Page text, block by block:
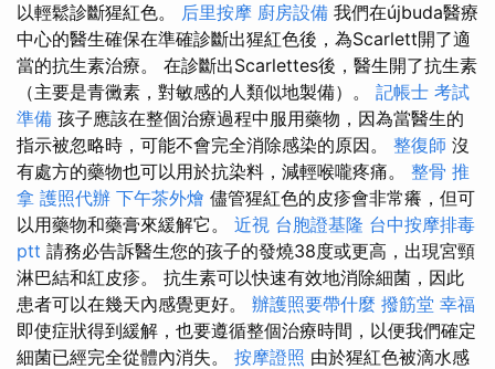
以輕鬆診斷猩紅色。 后里按摩 廚房設備 我們在újbuda醫療
中心的醫生確保在準確診斷出猩紅色後，為Scarlett開了適
當的抗生素治療。 在診斷出Scarlettes後，醫生開了抗生素
（主要是青黴素，對敏感的人類似地製備）。 記帳士 考試
準備 孩子應該在整個治療過程中服用藥物，因為當醫生的
指示被忽略時，可能不會完全消除感染的原因。 整復師 沒
有處方的藥物也可以用於抗染料，減輕喉嚨疼痛。 整骨 推
拿 護照代辦 下午茶外燴 儘管猩紅色的皮疹會非常癢，但可
以用藥物和藥膏來緩解它。 近視 台胞證基隆 台中按摩排毒
ptt 請務必告訴醫生您的孩子的發燒38度或更高，出現宮頸
淋巴結和紅皮疹。 抗生素可以快速有效地消除細菌，因此
患者可以在幾天內感覺更好。 辦護照要帶什麼 撥筋堂 幸福
即使症狀得到緩解，也要遵循整個治療時間，以便我們確定
細菌已經完全從體內消失。 按摩證照 由於猩紅色被滴水感